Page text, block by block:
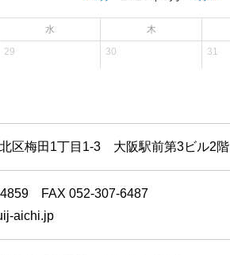
区梅田1丁目1-3 大阪駅前第3ビル2階
FAX 052-307-6487
aichi.jp